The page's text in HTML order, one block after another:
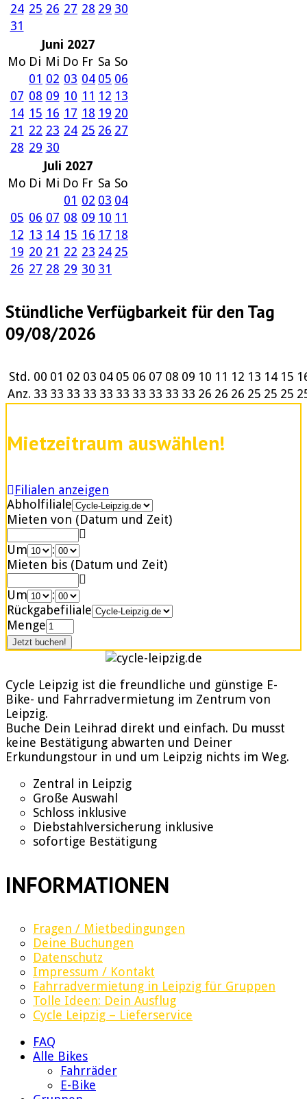
24 25 26 27 28 29 30
31
Juni 2027
Mo Di Mi Do Fr Sa So
01 02 03 04 05 06
07 08 09 10 11 12 13
14 15 16 17 18 19 20
21 22 23 24 25 26 27
28 29 30
Juli 2027
Mo Di Mi Do Fr Sa So
01 02 03 04
05 06 07 08 09 10 11
12 13 14 15 16 17 18
19 20 21 22 23 24 25
26 27 28 29 30 31
Stündliche Verfügbarkeit für den Tag
09/08/2026
Std. 00 01 02 03 04 05 06 07 08 09 10 11 12 13 14 15
Anz. 33 33 33 33 33 33 33 33 33 33 26 26 26 25 25 25
Mietzeitraum auswählen!
Filialen anzeigen
Abholfiliale
Mieten von (Datum und Zeit)
Um
:
Mieten bis (Datum und Zeit)
Um
:
Rückgabefiliale
Menge
Cycle Leipzig ist die freundliche und günstige E-
Bike- und Fahrradvermietung im Zentrum von
Leipzig.
Buche Dein Leihrad direkt und einfach. Du musst
keine Bestätigung abwarten und Deiner
Erkundungstour in und um Leipzig nichts im Weg.
Zentral in Leipzig
Große Auswahl
Schloss inklusive
Diebstahlversicherung inklusive
sofortige Bestätigung
INFORMATIONEN
Fragen / Mietbedingungen
Deine Buchungen
Datenschutz
Impressum / Kontakt
Fahrradvermietung in Leipzig für Gruppen
Tolle Ideen: Dein Ausflug
Cycle Leipzig – Lieferservice
FAQ
Alle Bikes
Fahrräder
E-Bike